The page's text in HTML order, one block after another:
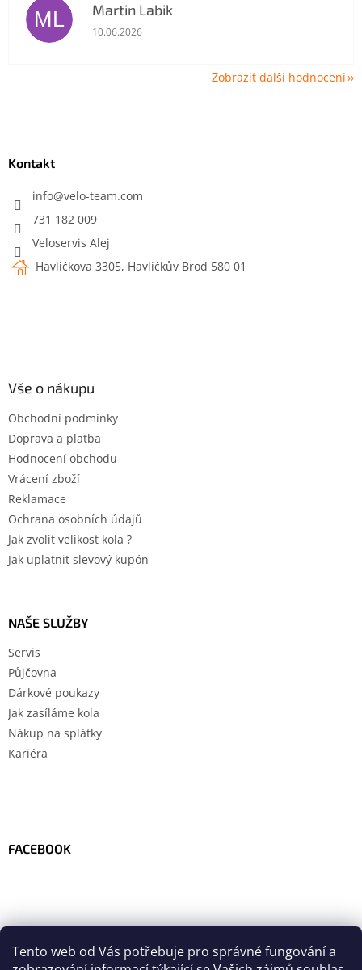
Tento web od Vás potřebuje pro správné fungování a
ML Martin Labik
Hodnocení obchodu je 5 z 5 hvězdiček.
10.06.2026
Zobrazit další hodnocení
Kontakt
info@velo-team.com
731 182 009
Veloservis Alej
Havlíčkova 3305, Havlíčkův Brod 580 01
Vše o nákupu
Obchodní podmínky
Doprava a platba
Hodnocení obchodu
Vrácení zboží
Reklamace
Ochrana osobních údajů
Jak zvolit velikost kola ?
Jak uplatnit slevový kupón
NAŠE SLUŽBY
Servis
Půjčovna
Dárkové poukazy
Jak zasíláme kola
Nákup na splátky
Kariéra
FACEBOOK